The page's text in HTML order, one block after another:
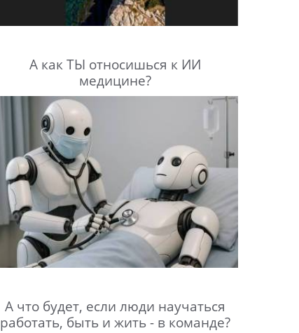
А как ТЫ относишься к ИИ
медицине?
А что будет, если люди научаться
работать, быть и жить - в команде?